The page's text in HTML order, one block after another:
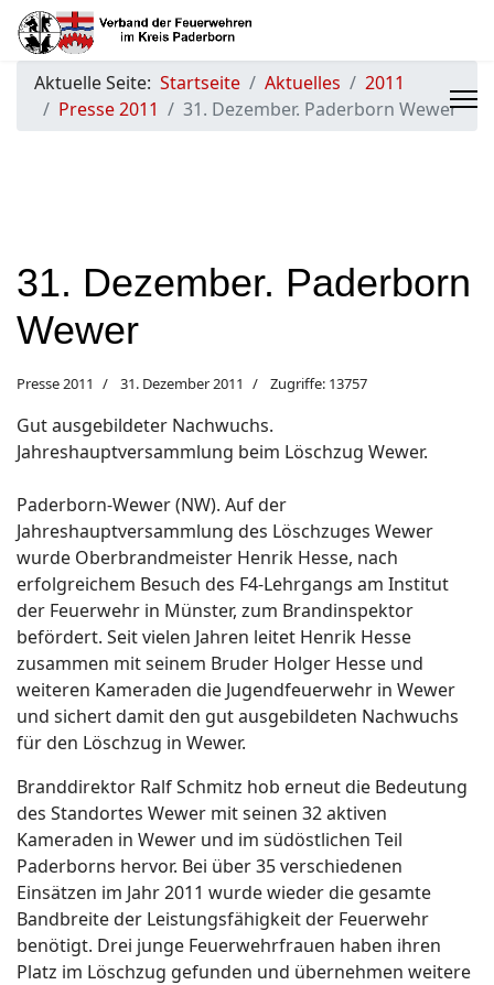
Aktuelle Seite: Startseite Aktuelles
2011
Presse 2011
31. Dezember. Paderborn Wewer
31. Dezember. Paderborn
Wewer
Presse 2011 31. Dezember 2011 Zugriffe: 13757
Gut ausgebildeter Nachwuchs.
Jahreshauptversammlung beim Löschzug Wewer.
Paderborn-Wewer (NW). Auf der
Jahreshauptversammlung des Löschzuges Wewer
wurde Oberbrandmeister Henrik Hesse, nach
erfolgreichem Besuch des F4-Lehrgangs am Institut
der Feuerwehr in Münster, zum Brandinspektor
befördert. Seit vielen Jahren leitet Henrik Hesse
zusammen mit seinem Bruder Holger Hesse und
weiteren Kameraden die Jugendfeuerwehr in Wewer
und sichert damit den gut ausgebildeten Nachwuchs
für den Löschzug in Wewer.
Branddirektor Ralf Schmitz hob erneut die Bedeutung
des Standortes Wewer mit seinen 32 aktiven
Kameraden in Wewer und im südöstlichen Teil
Paderborns hervor. Bei über 35 verschiedenen
Einsätzen im Jahr 2011 wurde wieder die gesamte
Bandbreite der Leistungsfähigkeit der Feuerwehr
benötigt. Drei junge Feuerwehrfrauen haben ihren
Platz im Löschzug gefunden und übernehmen weitere